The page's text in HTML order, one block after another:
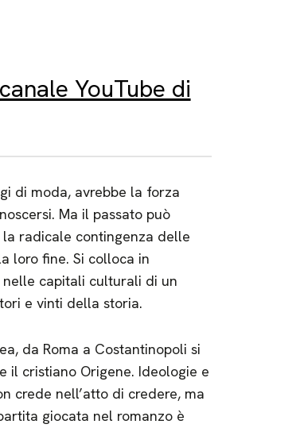
canale YouTube di
di moda, avrebbe la forza
Ma il passato può
la radicale contingenza delle
loro fine. Si colloca in
capitali culturali di un
e vinti della storia.
da Roma a Costantinopoli si
il cristiano Origene. Ideologie e
crede nell’atto di credere, ma
giocata nel romanzo è